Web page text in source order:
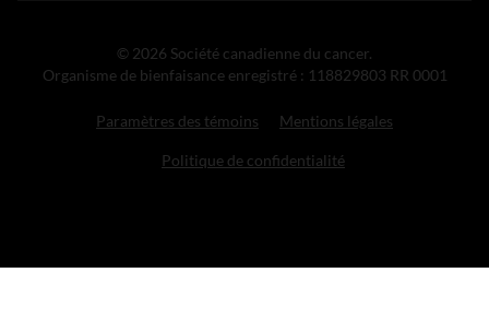
© 2026 Société canadienne du cancer.
Organisme de bienfaisance enregistré : 118829803 RR 0001
Paramètres des témoins Mentions légales
Politique de confidentialité